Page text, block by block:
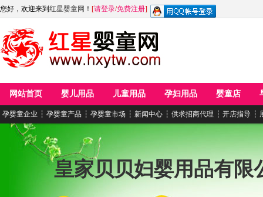
您好，欢迎来到 红星婴童网 ！ [请登录/免费注册]
网站首页 婴儿用品 儿童用品 孕妇用品 婴童店
孕婴童企业 ┆ 孕婴童产品 ┆ 孕婴童市场 ┆ 新闻中心 ┆ 供求招商代理 ┆ 开店指导 ┆
皇家贝贝妇婴用品有限